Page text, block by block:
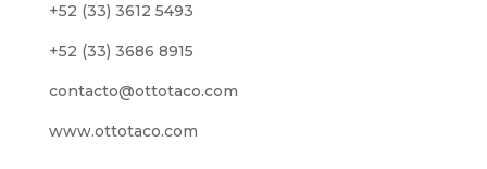
+52 (33) 3612 5493
+52 (33) 3686 8915
contacto@ottotaco.com
www.ottotaco.com